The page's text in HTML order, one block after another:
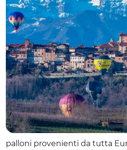
palloni provenienti da tutta